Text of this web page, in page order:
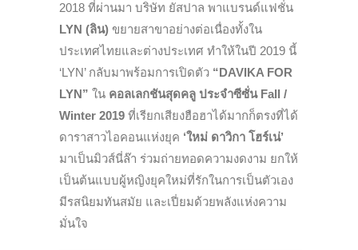
2018 ที่ผ่านมา บริษัท ยัสปาล พาแบรนด์แฟชั่น
LYN (ลิน) ขยายสาขาอย่างต่อเนื่องทั้งใน
ประเทศไทยและต่างประเทศ ทำให้ในปี 2019 นี้
‘LYN’ กลับมาพร้อมการเปิดตัว “DAVIKA FOR
LYN” ใน คอลเลกชันสุดคลู ประจำซีซั่น Fall /
Winter 2019 ที่เรียกเสียงฮือฮาได้มากก็ตรงที่ได้
ดาราสาวไอคอนแห่งยุค ‘ใหม่ ดาวิกา โฮร์เน่’
มาเป็นมิวส์นี่ล๊า ร่วมถ่ายทอดความงดงาม ยกให้
เป็นต้นแบบผู้หญิงยุคใหม่ที่รักในการเป็นตัวเอง
มีรสนิยมทันสมัย และเปี่ยมด้วยพลังแห่งความ
มั่นใจ